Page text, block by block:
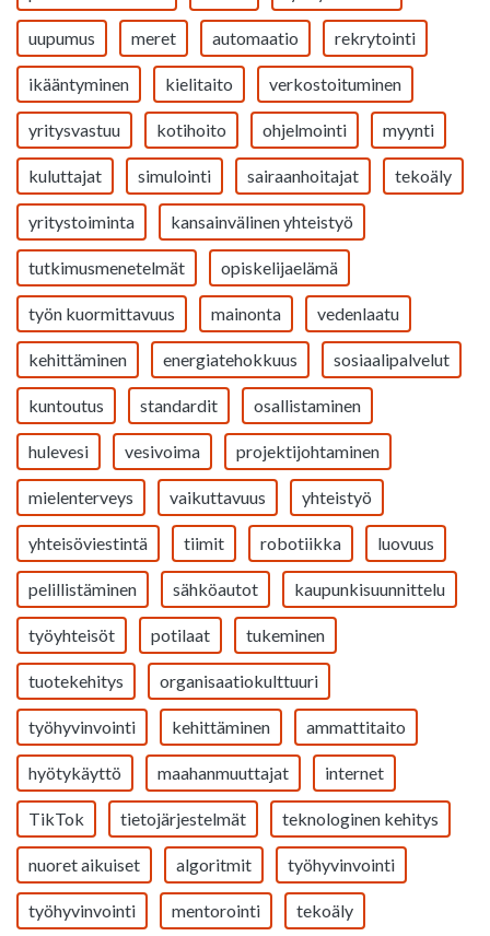
uupumus meret automaatio rekrytointi
ikääntyminen kielitaito verkostoituminen
yritysvastuu kotihoito ohjelmointi myynti
kuluttajat simulointi sairaanhoitajat tekoäly
yritystoiminta kansainvälinen yhteistyö
tutkimusmenetelmät opiskelijaelämä
työn kuormittavuus mainonta vedenlaatu
kehittäminen energiatehokkuus sosiaalipalvelut
kuntoutus standardit osallistaminen
hulevesi vesivoima projektijohtaminen
mielenterveys vaikuttavuus yhteistyö
yhteisöviestintä tiimit robotiikka luovuus
pelillistäminen sähköautot kaupunkisuunnittelu
työyhteisöt potilaat tukeminen
tuotekehitys organisaatiokulttuuri
työhyvinvointi kehittäminen ammattitaito
hyötykäyttö maahanmuuttajat internet
TikTok tietojärjestelmät teknologinen kehitys
nuoret aikuiset algoritmit työhyvinvointi
työhyvinvointi mentorointi tekoäly